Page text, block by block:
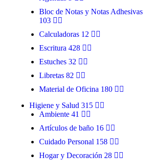
Bloc de Notas y Notas Adhesivas
103
Calculadoras 12
Escritura 428
Estuches 32
Libretas 82
Material de Oficina 180
Higiene y Salud 315
Ambiente 41
Artículos de baño 16
Cuidado Personal 158
Hogar y Decoración 28